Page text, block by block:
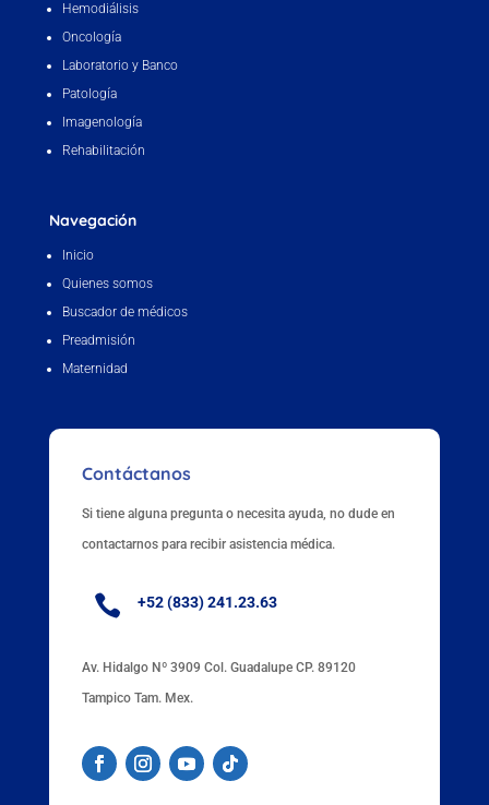
Hemodiálisis
Oncología
Laboratorio y Banco
Patología
Imagenología
Rehabilitación
Navegación
Inicio
Quienes somos
Buscador de médicos
Preadmisión
Maternidad
Contáctanos
Si tiene alguna pregunta o necesita ayuda, no dude en
contactarnos para recibir asistencia médica.
 +52 (833) 241.23.63
Av. Hidalgo Nº 3909 Col. Guadalupe CP. 89120
Tampico Tam. Mex.